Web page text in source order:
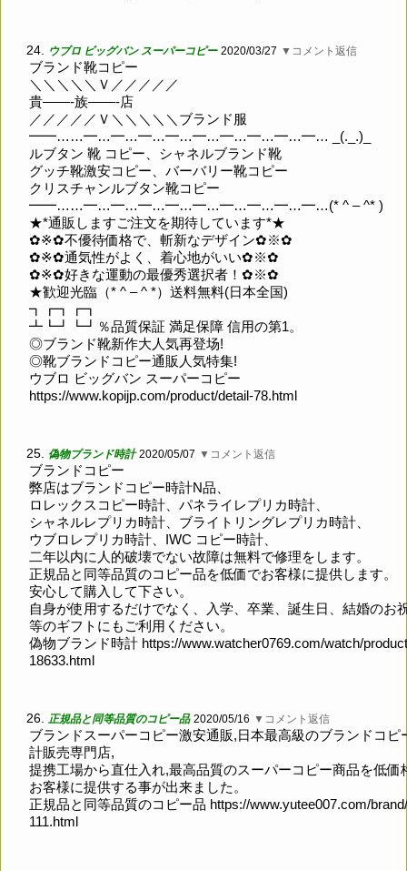
24. ウブロ ビッグバン スーパーコピー 2020/03/27 ▼コメント返信
ブランド靴コピー
＼＼＼＼＼Ｖ／／／／／
貴——-族——-店
／／／／／Ｖ＼＼＼＼＼ブランド服
━━……━…━…━…━…━…━…━…━…━… _(._.)_
ルブタン 靴 コピー、シャネルブランド靴
グッチ靴激安コピー、バーバリー靴コピー
クリスチャンルブタン靴コピー
━━……━…━…━…━…━…━…━…━…━…(* ^ – ^* )
★*通販しますご注文を期待しています*★
✿※✿不優待価格で、斬新なデザイン✿※✿
✿※✿通気性がよく、着心地がいい✿※✿
✿※✿好きな運動の最優秀選択者！✿※✿
★歓迎光臨（* ^ – ^ *）送料無料(日本全国)
┓┏┓┏┓
┻┗┛┗┛％品質保証 満足保障 信用の第1。
◎ブランド靴新作大人気再登场!
◎靴ブランドコピー通販人気特集!
ウブロ ビッグバン スーパーコピー
https://www.kopijp.com/product/detail-78.html
25. 偽物ブランド時計 2020/05/07 ▼コメント返信
ブランドコピー
弊店はブランドコピー時計N品、
ロレックスコピー時計、パネライレプリカ時計、
シャネルレプリカ時計、ブライトリングレプリカ時計、
ウブロレプリカ時計、IWC コピー時計、
二年以内に人的破壊でない故障は無料で修理をします。
正規品と同等品質のコピー品を低価でお客様に提供します。
安心して購入して下さい。
自身が使用するだけでなく、入学、卒業、誕生日、結婚のお
等のギフトにもご利用ください。
偽物ブランド時計 https://www.watcher0769.com/watch/
18633.html
26. 正規品と同等品質のコピー品 2020/05/16 ▼コメント返信
ブランドスーパーコピー激安通販,日本最高級のブランドコピ
計販売専門店,
提携工場から直仕入れ,最高品質のスーパーコピー商品を低価
お客様に提供する事が出来ました。
正規品と同等品質のコピー品 https://www.yutee007.com/
111.html